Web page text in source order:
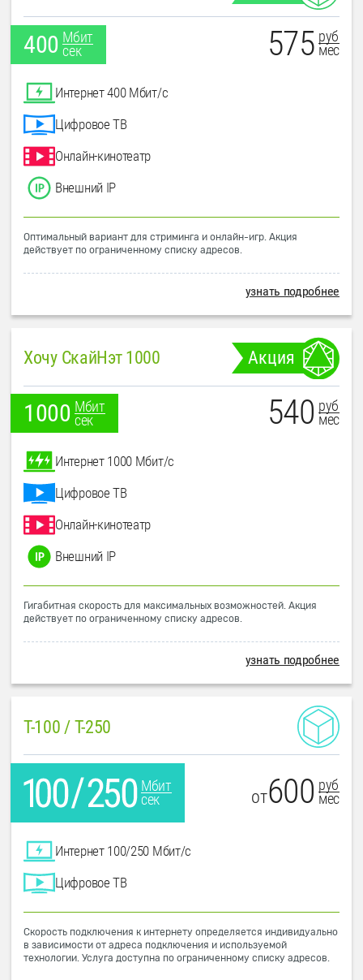
400 Мбит
сек
575 руб
мес
Интернет 400 Мбит/с
Цифровое ТВ
Онлайн-кинотеатр
Внешний IP
Оптимальный вариант для стриминга и онлайн-игр. Акция
действует по ограниченному списку адресов.
узнать подробнее
Хочу СкайНэт 1000 Акция
1000 Мбит
сек
540 руб
мес
Интернет 1000 Мбит/с
Цифровое ТВ
Онлайн-кинотеатр
Внешний IP
Гигабитная скорость для максимальных возможностей. Акция
действует по ограниченному списку адресов.
узнать подробнее
T-100 / T-250
Мбит
сек
от600 руб
мес
Интернет 100/250 Мбит/с
Цифровое ТВ
Скорость подключения к интернету определяется индивидуально
в зависимости от адреса подключения и используемой
технологии. Услуга доступна по ограниченному списку адресов.